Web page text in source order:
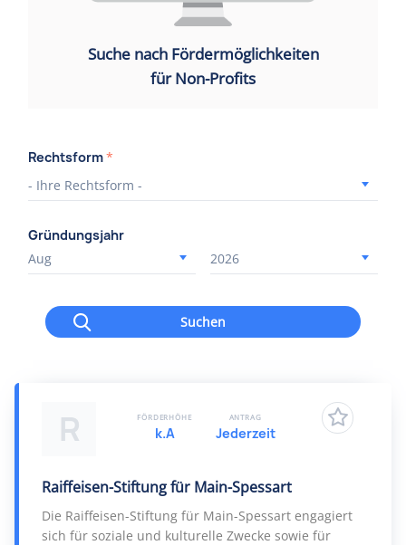
Suche nach Fördermöglichkeiten
für Non-Profits
Rechtsform*
Gründungsjahr
Suchen
R
Raiffeisen-Stiftung für Main-Spessart
Die Raiffeisen-Stiftung für Main-Spessart engagiert
sich für soziale und kulturelle Zwecke sowie für
FÖRDERHÖHE
k.A
ANTRAG
Jederzeit